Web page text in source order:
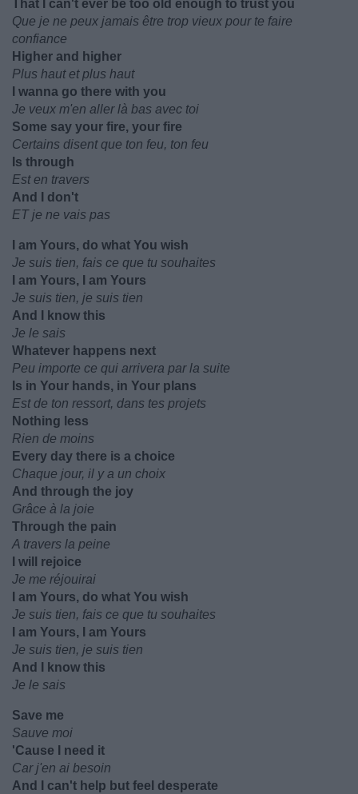
That I can't ever be too old enough to trust you
Que je ne peux jamais être trop vieux pour te faire
confiance
Higher and higher
Plus haut et plus haut
I wanna go there with you
Je veux m'en aller là bas avec toi
Some say your fire, your fire
Certains disent que ton feu, ton feu
Is through
Est en travers
And I don't
ET je ne vais pas
I am Yours, do what You wish
Je suis tien, fais ce que tu souhaites
I am Yours, I am Yours
Je suis tien, je suis tien
And I know this
Je le sais
Whatever happens next
Peu importe ce qui arrivera par la suite
Is in Your hands, in Your plans
Est de ton ressort, dans tes projets
Nothing less
Rien de moins
Every day there is a choice
Chaque jour, il y a un choix
And through the joy
Grâce à la joie
Through the pain
A travers la peine
I will rejoice
Je me réjouirai
I am Yours, do what You wish
Je suis tien, fais ce que tu souhaites
I am Yours, I am Yours
Je suis tien, je suis tien
And I know this
Je le sais
Save me
Sauve moi
'Cause I need it
Car j'en ai besoin
And I can't help but feel desperate